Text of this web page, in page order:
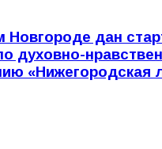
Новгороде дан
духовно-
«Нижегородская